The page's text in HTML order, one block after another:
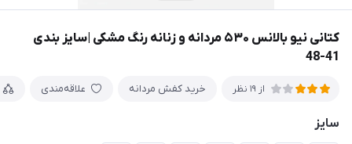
کتانی نیو بالانس ۵۳۰ مردانه و زنانه رنگ مشکی |سایز بندی
41-48
از 19 نظر خرید کفش مردانه علاقه‌مندی
سایز